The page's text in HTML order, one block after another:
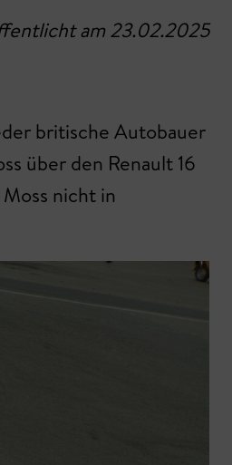
am 23.02.2025
britische Autobauer
über den Renault 16
nicht in